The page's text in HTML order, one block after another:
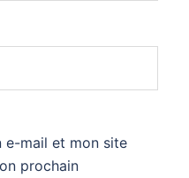
e-mail et mon site
prochain